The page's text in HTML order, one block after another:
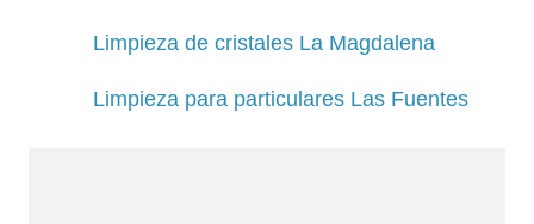
Limpieza de cristales La Magdalena
Limpieza para particulares Las Fuentes